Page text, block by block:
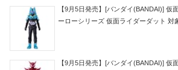
【9月5日発売】[バンダイ(BANDAI)] 仮
ーローシリーズ 仮面ライダーダット 対
【9月5日発売】[バンダイ(BANDAI)] 仮